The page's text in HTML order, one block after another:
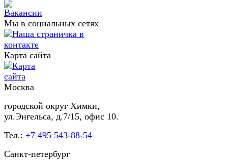
Мы в социальных сетях
Карта сайта
Москва
городской округ Химки,
ул.Энгельса, д.7/15, офис 10.
Тел.: +7 495 543-88-54
Санкт-петербург